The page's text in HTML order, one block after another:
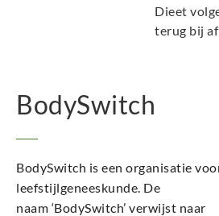
Dieet
terug bij
BodySwitch
BodySwitch is een organisatie
leefstijlgeneeskunde. De
naam ‘BodySwitch’ verwijst naar